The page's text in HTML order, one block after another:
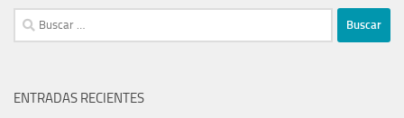
ENTRADAS RECIENTES